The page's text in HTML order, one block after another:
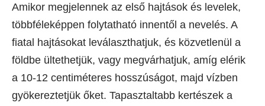
Amikor megjelennek az első hajtások és levelek,
többféleképpen folytatható innentől a nevelés. A
fiatal hajtásokat leválaszthatjuk, és közvetlenül a
földbe ültethetjük, vagy megvárhatjuk, amíg elérik
a 10-12 centiméteres hosszúságot, majd vízben
gyökereztetjük őket. Tapasztaltabb kertészek a